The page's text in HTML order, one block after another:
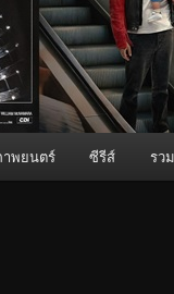
พยนตร์ ซีรีส์ รว